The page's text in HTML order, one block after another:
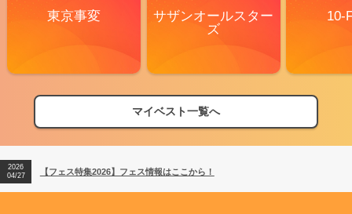
東京事変
サザンオールスター
ズ
10-
マイベスト一覧へ
【フェス特集2026】フェス情報はここから！
【ライブ動員ランキング】2026年上半期編発表！
2026
04/27
【フェス特集2026】フェス情報はここから！
2026